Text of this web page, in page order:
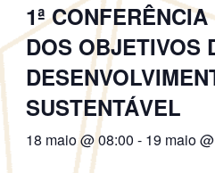
1ª
DOS OBJETIVOS
SUSTENTÁVEL
18 maio @ 08:00 - 19 maio